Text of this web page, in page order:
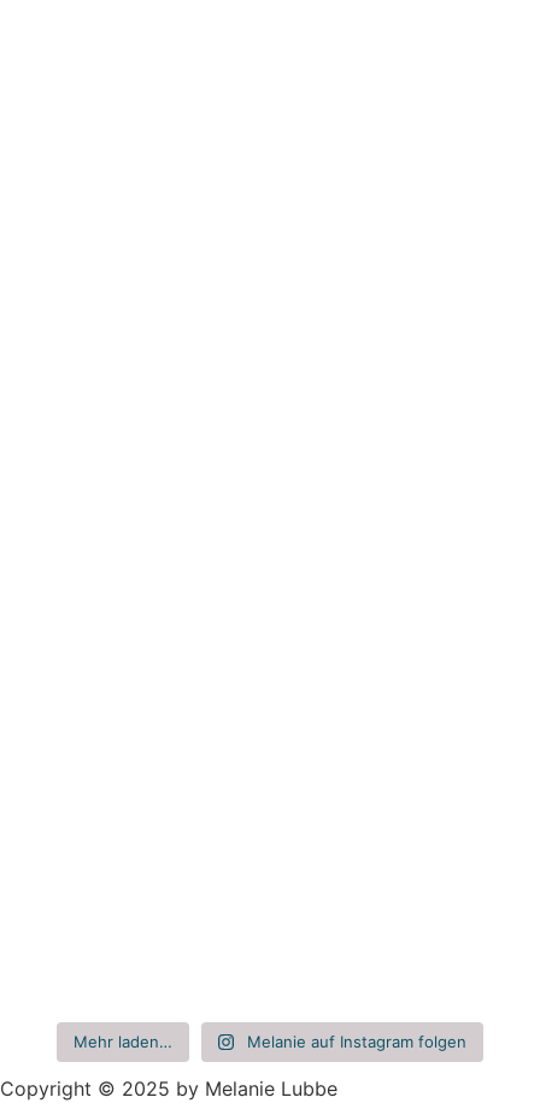
Mehr laden… Melanie auf Instagram folgen
Copyright © 2025 by Melanie Lubbe